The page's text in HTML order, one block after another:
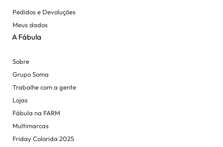
Pedidos e Devoluções
Meus dados
A Fábula
Sobre
Grupo Soma
Trabalhe com a gente
Lojas
Fábula na FARM
Multimarcas
Friday Colorida 2025